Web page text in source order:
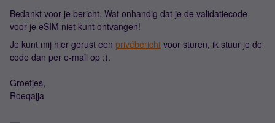
Bedankt voor je bericht. Wat onhandig dat je de validatiecode
voor je eSIM niet kunt ontvangen!
Je kunt mij hier gerust een privébericht voor sturen, ik stuur je de
code dan per e-mail op :).
Groetjes,
Roeqajja